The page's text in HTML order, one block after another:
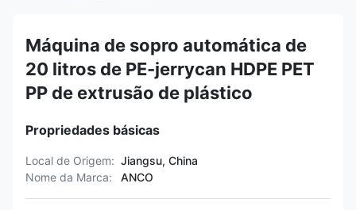
Máquina de sopro automática de
20 litros de PE-jerrycan HDPE PET
PP de extrusão de plástico
Propriedades básicas
Local de Origem: Jiangsu, China
Nome da Marca:
ANCO